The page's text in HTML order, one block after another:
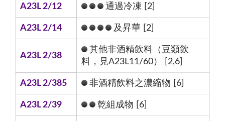
A23L 2/12 通過冷凍 [2]
A23L 2/14 及昇華 [2]
A23L 2/38
其他非酒精飲料（豆類飲
料，見A23L11/60） [2,6]
A23L 2/385 非酒精飲料之濃縮物 [6]
A23L 2/39 乾組成物 [6]